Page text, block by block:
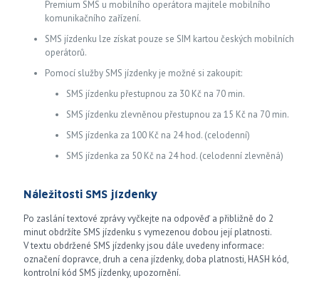
Premium SMS u mobilního operátora majitele mobilního
komunikačního zařízení.
SMS jízdenku lze získat pouze se SIM kartou českých mobilních
operátorů.
Pomocí služby SMS jízdenky je možné si zakoupit:
SMS jízdenku přestupnou za 30 Kč na 70 min.
SMS jízdenku zlevněnou přestupnou za 15 Kč na 70 min.
SMS jízdenka za 100 Kč na 24 hod. (celodenní)
SMS jízdenka za 50 Kč na 24 hod. (celodenní zlevněná)
Náležitosti SMS jízdenky
Po zaslání textové zprávy vyčkejte na odpověď a přibližně do 2
minut obdržíte SMS jízdenku s vymezenou dobou její platnosti.
V textu obdržené SMS jízdenky jsou dále uvedeny informace:
označení dopravce, druh a cena jízdenky, doba platnosti, HASH kód,
kontrolní kód SMS jízdenky, upozornění.